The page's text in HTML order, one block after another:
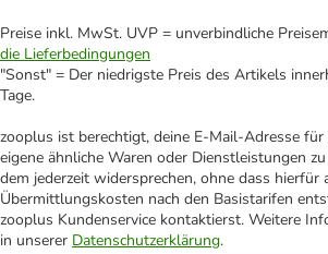
Preise inkl. MwSt. UVP = unverbindliche
die Lieferbedingungen
"Sonst" = Der niedrigste Preis des Artikels
Tage.
zooplus ist berechtigt, deine E-Mail-Adresse
eigene ähnliche Waren oder Dienstleistungen
dem jederzeit widersprechen, ohne dass hierfür
Übermittlungskosten nach den Basistarifen
zooplus Kundenservice kontaktierst. Weitere
in unserer Datenschutzerklärung.